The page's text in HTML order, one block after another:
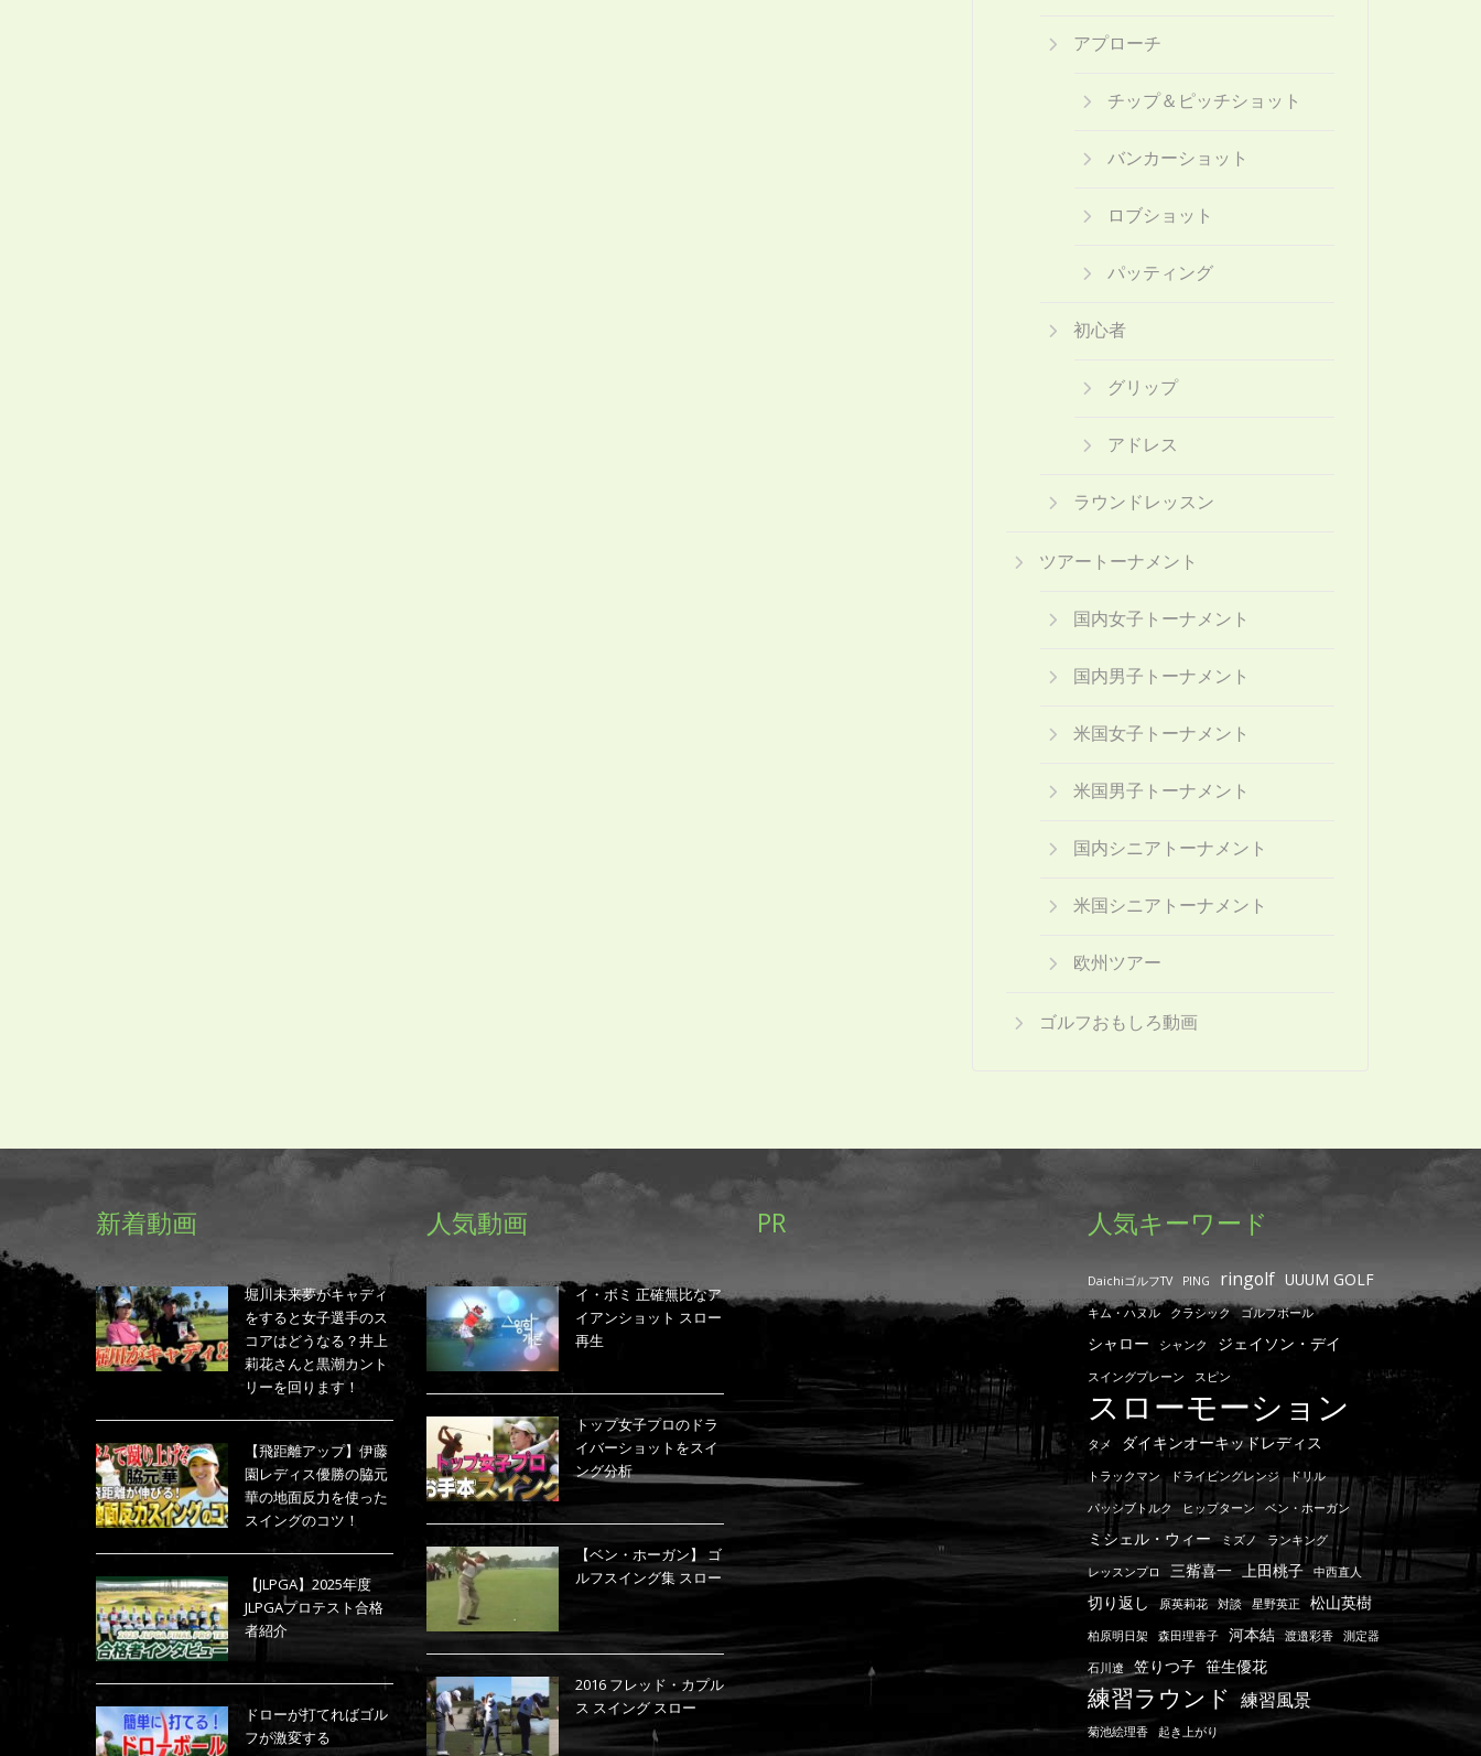
アプローチ
チップ＆ピッチショット
バンカーショット
ロブショット
パッティング
初心者
グリップ
アドレス
ラウンドレッスン
ツアートーナメント
国内女子トーナメント
国内男子トーナメント
米国女子トーナメント
米国男子トーナメント
国内シニアトーナメント
米国シニアトーナメント
欧州ツアー
ゴルフおもしろ動画
新着動画
堀川未来夢がキャディ
をすると女子選手のス
コアはどうなる？井上
莉花さんと黒潮カント
リーを回ります！
【飛距離アップ】伊藤
園レディス優勝の脇元
華の地面反力を使った
スイングのコツ！
【JLPGA】2025年度
JLPGAプロテスト合格
者紹介
ドローが打てればゴル
フが激変する
人気動画
イ・ボミ 正確無比なア
イアンショット スロー
再生
トップ女子プロのドラ
イバーショットをスイ
ング分析
【ベン・ホーガン】 ゴ
ルフスイング集 スロー
2016 フレッド・カプル
ス スイング スロー
PR 人気キーワード
DaichiゴルフTV PING ringolf UUUM GOLF
キム・ハヌル クラシック ゴルフボール
シャロー シャンク ジェイソン・デイ
スイングプレーン スピン
スローモーション
タメ ダイキンオーキッドレディス
トラックマン ドライビングレンジ ドリル
パッシブトルク ヒップターン ベン・ホーガン
ミシェル・ウィー ミズノ ランキング
レッスンプロ 三觜喜一 上田桃子 中西直人
切り返し 原英莉花 対談 星野英正 松山英樹
柏原明日架 森田理香子 河本結 渡邉彩香 測定器
石川遼 笠りつ子 笹生優花
練習ラウンド 練習風景
菊池絵理香 起き上がり